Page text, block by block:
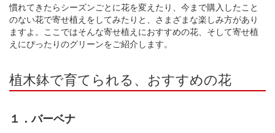
慣れてきたらシーズンごとに花を変えたり、今まで購入したこと
のない花で寄せ植えをしてみたりと、さまざまな楽しみ方があり
ますよ。ここではそんな寄せ植えにおすすめの花、そして寄せ植
えにぴったりのグリーンをご紹介します。
植木鉢で育てられる、おすすめの花
１．バーベナ